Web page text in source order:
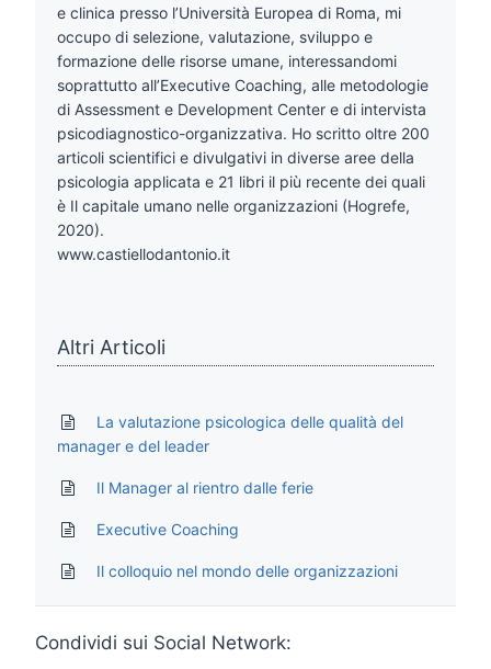
e clinica presso l’Università Europea di Roma, mi
occupo di selezione, valutazione, sviluppo e
formazione delle risorse umane, interessandomi
soprattutto all’Executive Coaching, alle metodologie
di Assessment e Development Center e di intervista
psicodiagnostico-organizzativa. Ho scritto oltre 200
articoli scientifici e divulgativi in diverse aree della
psicologia applicata e 21 libri il più recente dei quali
è Il capitale umano nelle organizzazioni (Hogrefe,
2020).
www.castiellodantonio.it
Altri Articoli
La valutazione psicologica delle qualità del
manager e del leader
Il Manager al rientro dalle ferie
Executive Coaching
Il colloquio nel mondo delle organizzazioni
Condividi sui Social Network: